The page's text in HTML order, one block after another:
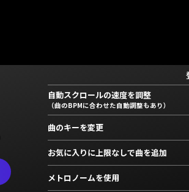
自動スクロールの速度を調整
（曲のBPMに合わせた自動調整もあり）
曲のキーを変更
お気に入りに上限なしで曲を追加
メトロノームを使用